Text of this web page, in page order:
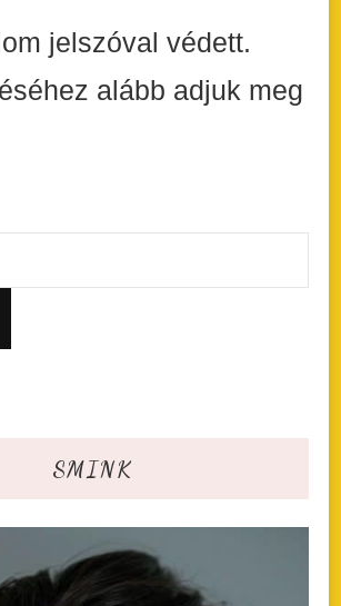
jelszóval védett.
alább adjuk meg
SMINK